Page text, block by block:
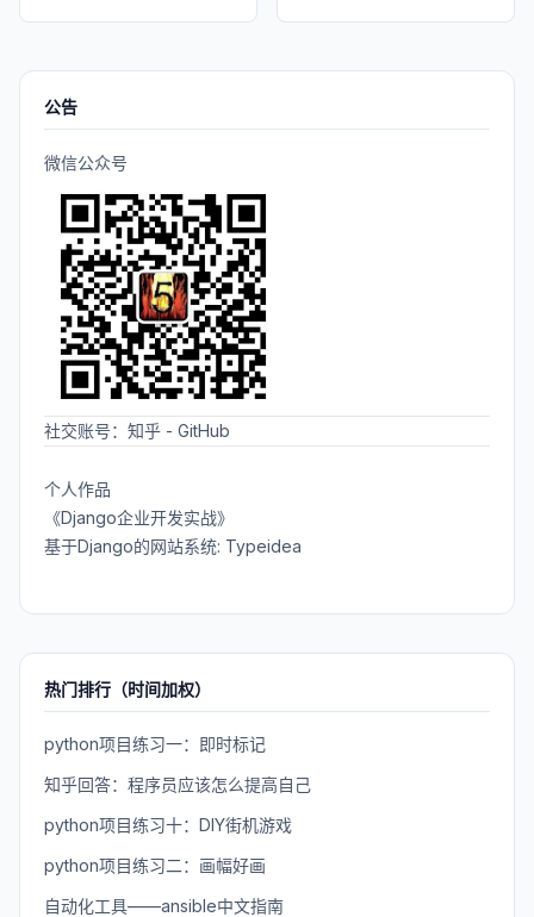
公告
微信公众号
社交账号： 知乎 - GitHub
个人作品
《Django企业开发实战》
基于Django的网站系统: Typeidea
热门排行（时间加权）
python项目练习一：即时标记
知乎回答：程序员应该怎么提高自己
python项目练习十：DIY街机游戏
python项目练习二：画幅好画
自动化工具——ansible中文指南